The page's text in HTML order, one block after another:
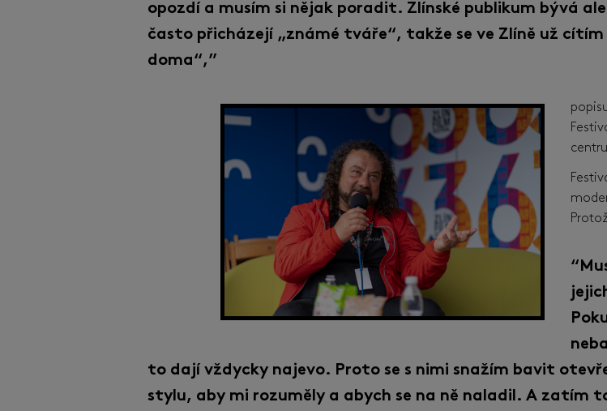
opozdí a musím si nějak poradit. Zlínské publikum bývá
často přicházejí „známé tváře“, takže se ve Zlíně už cítím
doma“,”
to dají vždycky najevo. Proto se s nimi snažím bavit
stylu, aby mi rozuměly a abych se na ně naladil. A zatím